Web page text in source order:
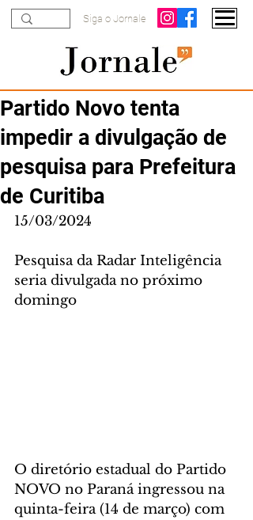
Siga o Jornale
Partido Novo tenta
impedir a divulgação de
pesquisa para Prefeitura
de Curitiba
15/03/2024
Pesquisa da Radar Inteligência
seria divulgada no próximo
domingo
O diretório estadual do Partido
NOVO no Paraná ingressou na
quinta-feira (14 de março) com